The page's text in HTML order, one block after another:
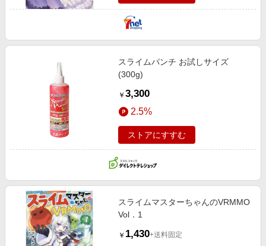
スライムパンチ お試しサイズ
(300g)
￥ 3,300
2.5%
ストアにすすむ
スライムマスターちゃんのVRMMO
Vol．1
￥ 1,430+送料固定